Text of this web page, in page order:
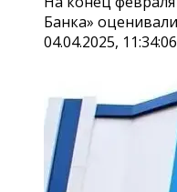
Банка»
04.04.2025, 11:34:06